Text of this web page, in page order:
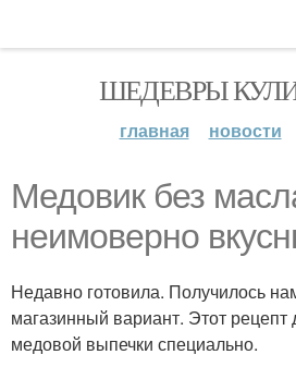
ШЕДЕВРЫ
главная новости
Медовик без
неимоверно
Недавно готовила. Получилось
магазинный вариант. Этот рецепт
медовой выпечки специально.